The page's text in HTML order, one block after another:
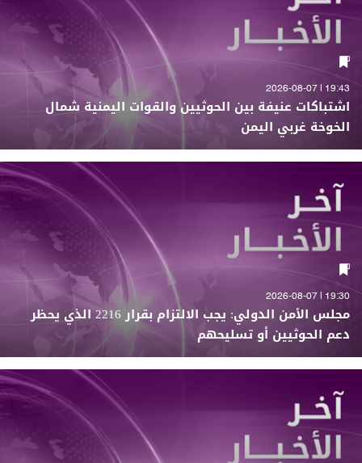
19:43 | 2026-08-07
اشتباكات عنيفة بين الحوثيين والقوات اليمنية شمال
الخوخة غربي اليمن
19:30 | 2026-08-07
مجلس الأمن الدولي: يجب الالتزام بقرار 2216 الذي يحظر
دعم الحوثيين أو تسليحهم